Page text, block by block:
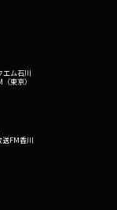
エム石川
東京）
送FM香川